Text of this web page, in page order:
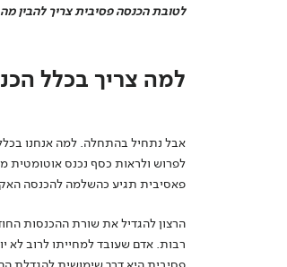
לטובת הכנסה פסיבית צריך להבין
למה צריך בכלל
אבל נתחיל בהתחלה. למה אנחנו
לפרוש ולראות כסף נכנס אוטומטית
פאסיבית תגיע כהשלמה להכנסה
הרצון להגדיל את שורת ההכנסות
רבות. אדם שעובד למחייתו לרוב לא